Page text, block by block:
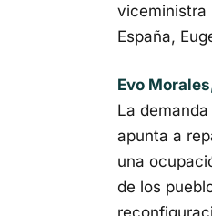
viceministra
España,
Evo
La
apunta a
una
de los